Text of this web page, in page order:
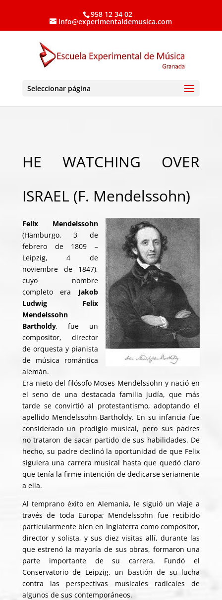
958 12 34 02
info@experimentaldemusica.com
Seleccionar página
HE WATCHING OVER
ISRAEL (F. Mendelssohn)
Felix Mendelssohn
(Hamburgo, 3 de
febrero de 1809 –
Leipzig, 4 de
noviembre de 1847),
cuyo nombre
completo era Jakob
Ludwig Felix
Mendelssohn
Bartholdy, fue un
compositor, director
de orquesta y pianista
de música romántica
alemán.
Era nieto del filósofo Moses Mendelssohn y nació en
el seno de una destacada familia judía, que más
tarde se convirtió al protestantismo, adoptando el
apellido Mendelssohn-Bartholdy. En su infancia fue
considerado un prodigio musical, pero sus padres
no trataron de sacar partido de sus habilidades. De
hecho, su padre declinó la oportunidad de que Felix
siguiera una carrera musical hasta que quedó claro
que tenía la firme intención de dedicarse seriamente
a ella.
Al temprano éxito en Alemania, le siguió un viaje a
través de toda Europa; Mendelssohn fue recibido
particularmente bien en Inglaterra como compositor,
director y solista, y sus diez visitas allí, durante las
que estrenó la mayoría de sus obras, formaron una
parte importante de su carrera. Fundó el
Conservatorio de Leipzig, un bastión de su lucha
contra las perspectivas musicales radicales de
algunos de sus contemporáneos.